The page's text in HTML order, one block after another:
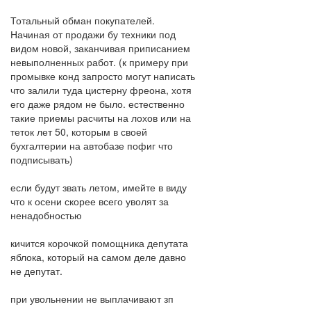
Тотальный обман покупателей.
Начиная от продажи бу техники под
видом новой, заканчивая приписанием
невыполненных работ. (к примеру при
промывке конд запросто могут написать
что залили туда цистерну фреона, хотя
его даже рядом не было. естественно
такие приемы расчиты на лохов или на
теток лет 50, которым в своей
бухгалтерии на автобазе пофиг что
подписывать)
если будут звать летом, имейте в виду
что к осени скорее всего уволят за
ненадобностью
кичится корочкой помощника депутата
яблока, который на самом деле давно
не депутат.
при увольнении не выплачивают зп